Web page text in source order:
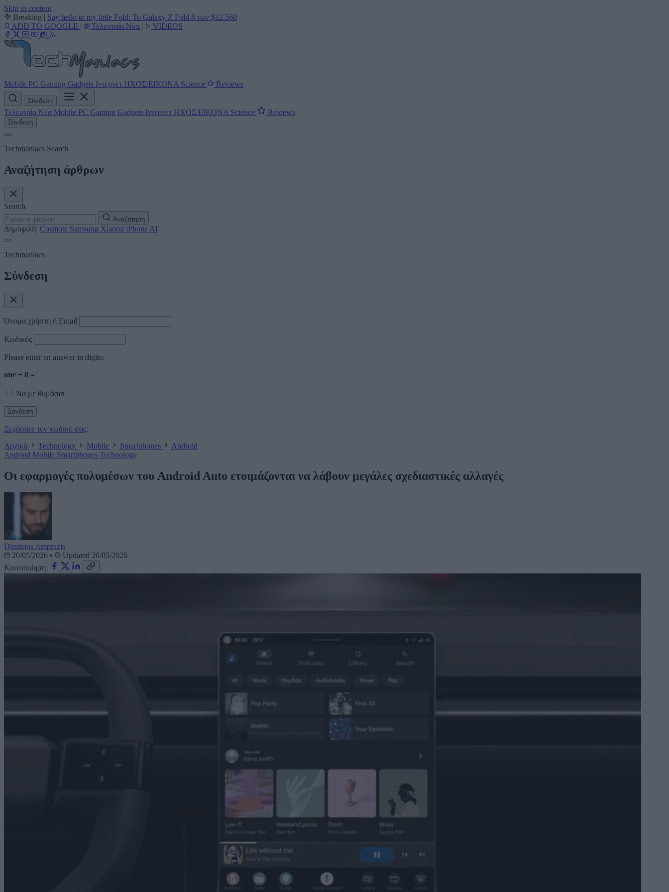
Skip to content
Breaking | Say hello to my little Fold: Το Galaxy Z Fold 8 των $12.560
ADD TO GOOGLE | Τελευταία Νέα | VIDEOS
Mobile PC Gaming Gadgets Ιντερνετ ΗΧΟΣ/ΕΙΚΟΝΑ Science Reviews
Σύνδεση
Τελευταία Νέα Mobile PC Gaming Gadgets Ιντερνετ ΗΧΟΣ/ΕΙΚΟΝΑ Science Reviews
Σύνδεση
Techmaniacs Search
Αναζήτηση άρθρων
Search
Αναζήτηση
Δημοφιλή: Cosmote Samsung Xiaomi iPhone AI
Techmaniacs
Σύνδεση
Όνομα χρήστη ή Email
Κωδικός
Please enter an answer in digits:
one + 8 =
Να με θυμάσαι
Ξεχάσατε τον κωδικό σας;
Αρχική
Technology Mobile Smartphones
Android
Android Mobile Smartphones Technology
Οι εφαρμογές πολυμέσων του Android Auto ετοιμάζονται να λάβουν μεγάλες σχεδιαστικές αλλαγές
Dimitrios Amprazis
20/05/2026 •
Updated 20/05/2026
Κοινοποίηση: